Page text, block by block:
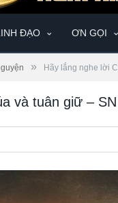
ĐẠO ƠN GỌI
» Hãy lắng nghe lời
và tuân giữ –